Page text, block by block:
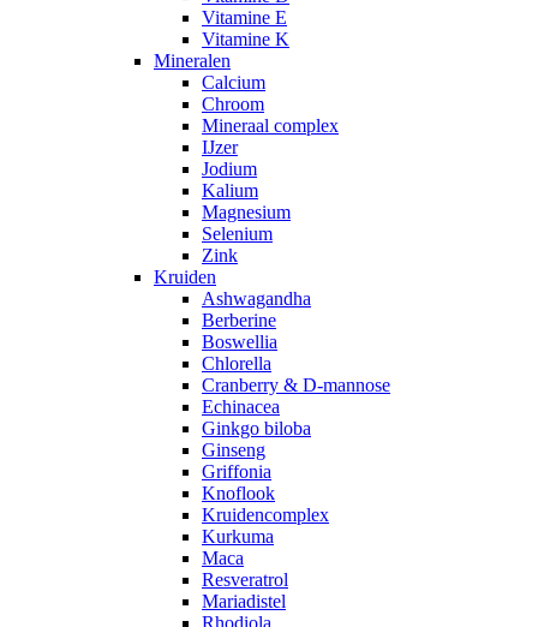
Vitamine E
Vitamine K
Mineralen
Calcium
Chroom
Mineraal complex
IJzer
Jodium
Kalium
Magnesium
Selenium
Zink
Kruiden
Ashwagandha
Berberine
Boswellia
Chlorella
Cranberry & D-mannose
Echinacea
Ginkgo biloba
Ginseng
Griffonia
Knoflook
Kruidencomplex
Kurkuma
Maca
Resveratrol
Mariadistel
Rhodiola